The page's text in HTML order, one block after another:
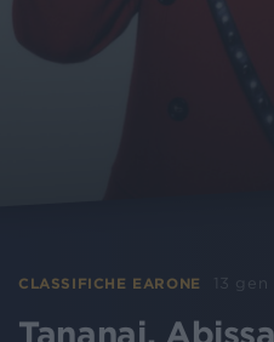
CLASSIFICHE EARONE 13
Tananai,